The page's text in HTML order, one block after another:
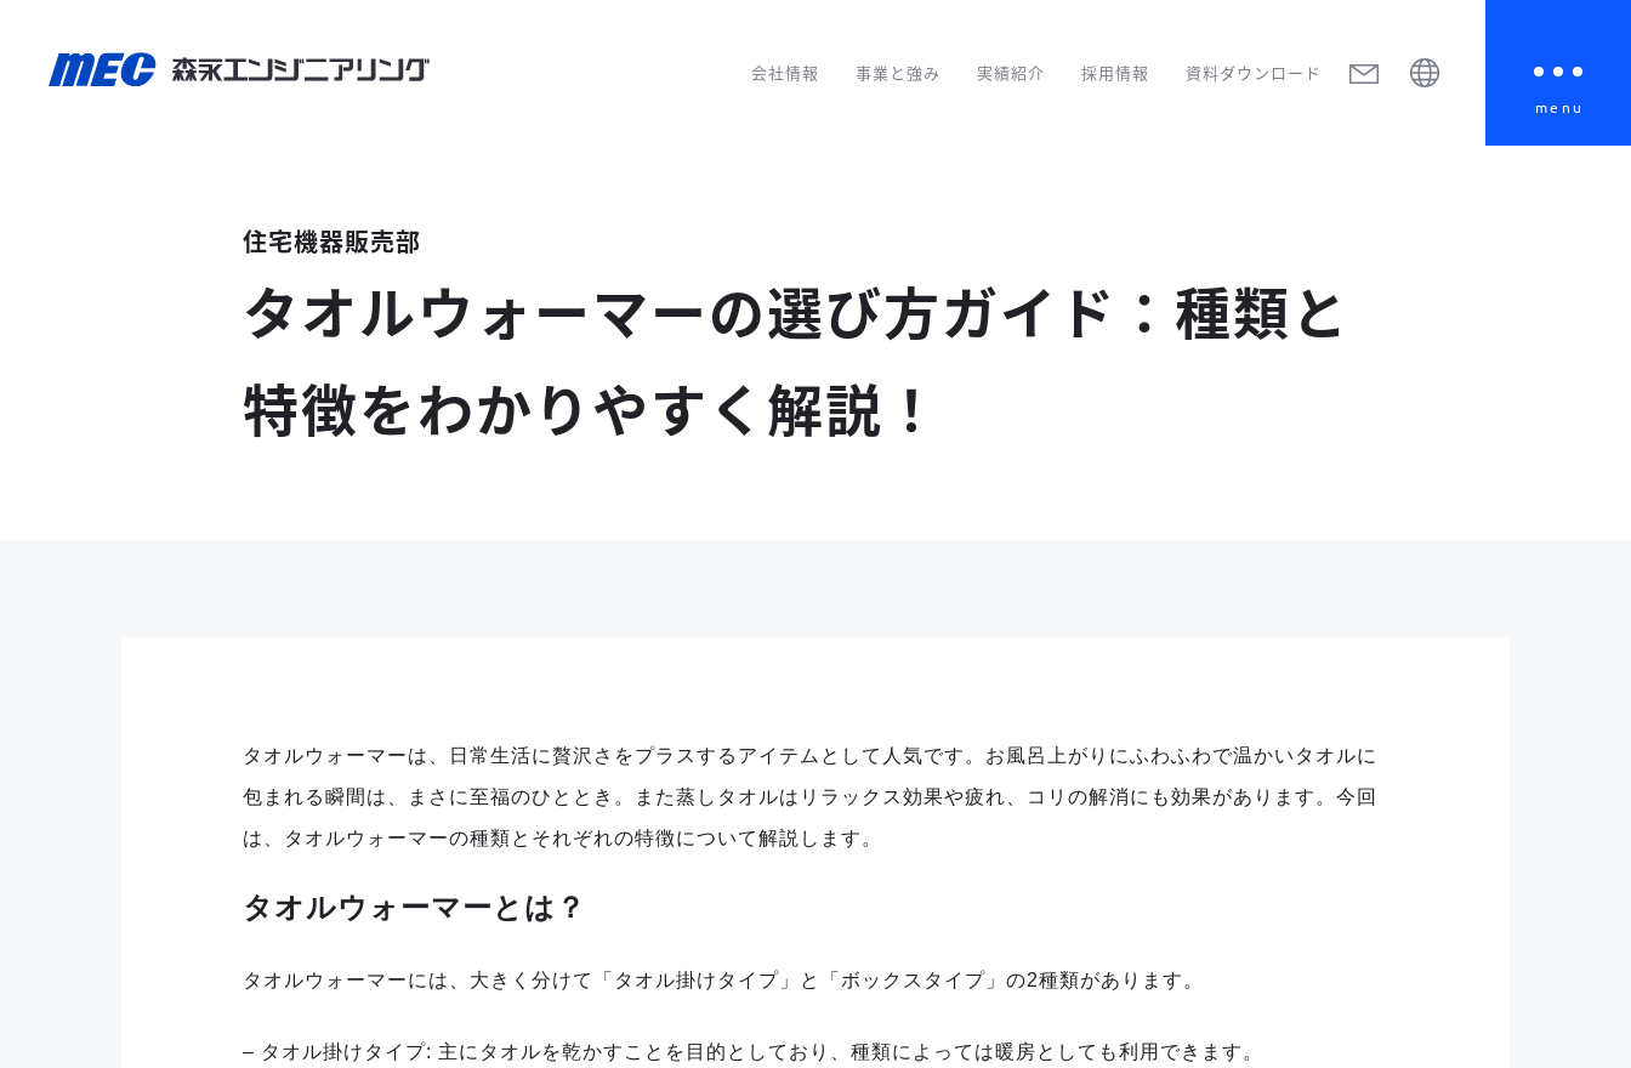
会社情報 事業と強み 実績紹介 採用情報 資料ダウンロード
住宅機器販売部
タオルウォーマーの選び方ガイド：種類と
特徴をわかりやすく解説！
タオルウォーマーは、日常生活に贅沢さをプラスするアイテムとして人気です。お風呂上がりにふわふわで温かいタオルに
包まれる瞬間は、まさに至福のひととき。また蒸しタオルはリラックス効果や疲れ、コリの解消にも効果があります。今回
は、タオルウォーマーの種類とそれぞれの特徴について解説します。
タオルウォーマーとは？
タオルウォーマーには、大きく分けて「タオル掛けタイプ」と「ボックスタイプ」の2種類があります。
– タオル掛けタイプ: 主にタオルを乾かすことを目的としており、種類によっては暖房としても利用できます。
menu